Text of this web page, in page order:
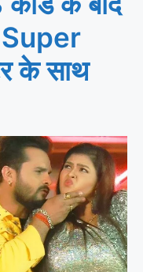
Super
के साथ